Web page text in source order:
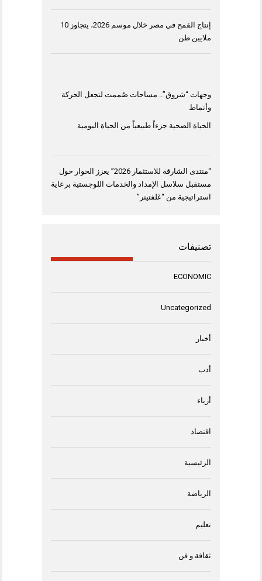
إنتاج القمح في مصر خلال موسم 2026، يتجاوز 10
ملايين طن
وجهات “شروق”.. مساحات صُممت لتجعل الحركة
وأنماط
الحياة الصحية جزءاً طبيعياً من الحياة اليومية
“منتدى الشارقة للاستثمار 2026” يعزز الحوار حول
مستقبل سلاسل الإمداد والخدمات اللوجستية برعاية
استراتيجية من “غلفتينر”
تصنيفات
ECONOMIC
Uncategorized
أخبار
أدب
أزياء
اقتصاد
الرئيسية
الرياضة
تعليم
ثقافة و فن